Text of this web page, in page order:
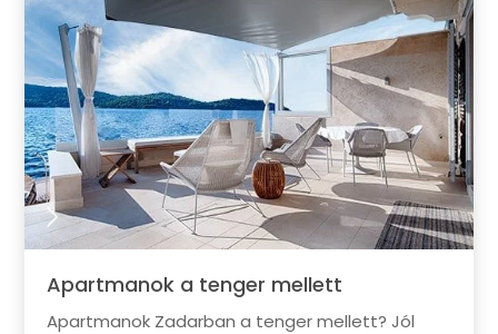
Apartmanok a tenger mellett
Apartmanok Zadarban a tenger mellett? Jól